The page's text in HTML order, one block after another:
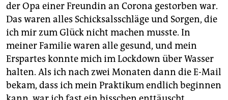
der Opa einer Freundin an Corona gestorben war.
Das waren alles Schicksalsschläge und Sorgen, die
ich mir zum Glück nicht machen musste. In
meiner Familie waren alle gesund, und mein
Erspartes konnte mich im Lockdown über Wasser
halten. Als ich nach zwei Monaten dann die E-Mail
bekam, dass ich mein Praktikum endlich beginnen